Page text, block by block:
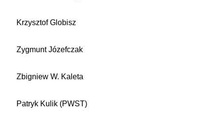
Krzysztof Globisz
Zygmunt Józefczak
Zbigniew W. Kaleta
Patryk Kulik (PWST)